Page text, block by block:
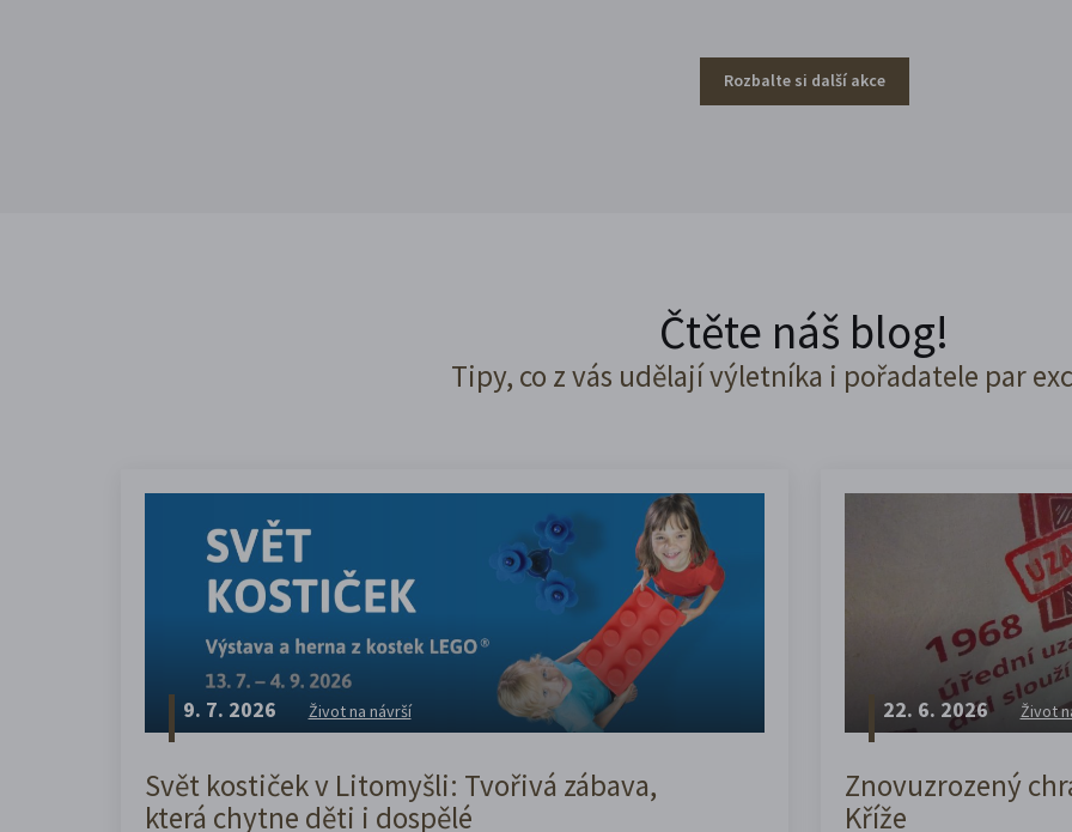
Rozbalte si další akce
Čtěte náš blog!
Tipy, co z vás udělají výletníka i pořadatele par
9. 7. 2026 Život na návrší
Svět kostiček v Litomyšli: Tvořivá zábava,
která chytne děti i dospělé
22. 6. 2026 Život
Znovuzrozený
Kříže